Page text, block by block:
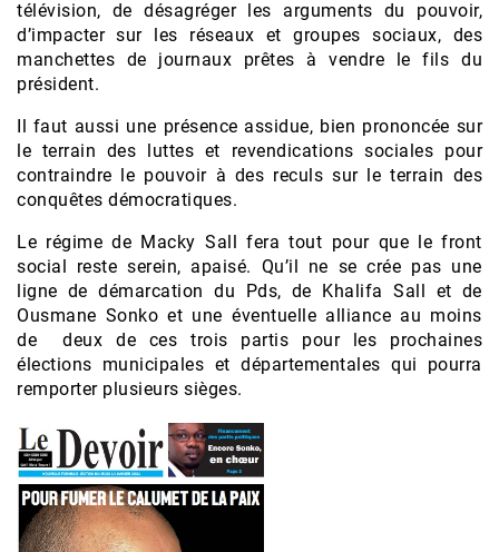
télévision, de désagréger les arguments du pouvoir,
d’impacter sur les réseaux et groupes sociaux, des
manchettes de journaux prêtes à vendre le fils du
président.
Il faut aussi une présence assidue, bien prononcée sur
le terrain des luttes et revendications sociales pour
contraindre le pouvoir à des reculs sur le terrain des
conquêtes démocratiques.
Le régime de Macky Sall fera tout pour que le front
social reste serein, apaisé. Qu’il ne se crée pas une
ligne de démarcation du Pds, de Khalifa Sall et de
Ousmane Sonko et une éventuelle alliance au moins
de deux de ces trois partis pour les prochaines
élections municipales et départementales qui pourra
remporter plusieurs sièges.